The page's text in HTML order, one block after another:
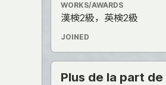
WORKS/AWARDS
漢検2級，英検2級
JOINED
Plus de la part de